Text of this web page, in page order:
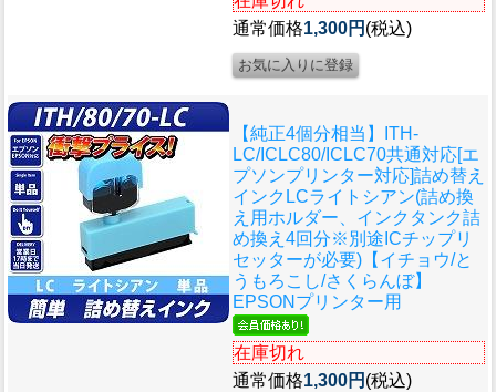
通常価格1,300円 (税込)
【純正4個分相当】ITH-
LC/ICLC80/ICLC70共通対応[エ
プソンプリンター対応]詰め替え
インクLCライトシアン(詰め換
え用ホルダー、インクタンク詰
め換え4回分※別途ICチップリ
セッターが必要)【イチョウ/と
うもろこし/さくらんぼ】
EPSONプリンター用
在庫切れ
通常価格1,300円 (税込)